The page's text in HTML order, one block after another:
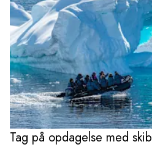
Tag på opdagelse med